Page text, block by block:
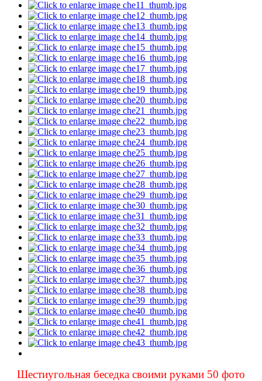
Шестиугольная беседка своими руками 50 фото